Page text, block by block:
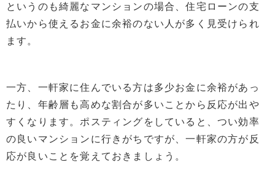
というのも綺麗なマンションの場合、住宅ローンの支
払いから使えるお金に余裕のない人が多く見受けられ
ます。
一方、一軒家に住んでいる方は多少お金に余裕があっ
たり、年齢層も高めな割合が多いことから反応が出や
すくなります。ポスティングをしていると、つい効率
の良いマンションに行きがちですが、一軒家の方が反
応が良いことを覚えておきましょう。